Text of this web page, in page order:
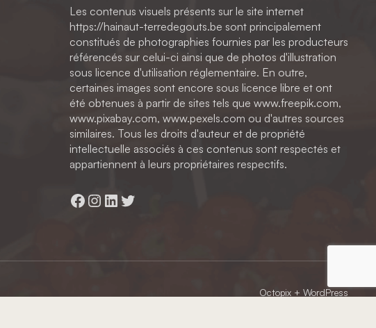
Les contenus visuels présents sur le site internet
https://hainaut-terredegouts.be sont principalement
constitués de photographies fournies par les producteurs
référencés sur celui-ci ainsi que de photos d'illustration
sous licence d'utilisation réglementaire. En outre,
certaines images sont encore sous licence libre et ont
été obtenues à partir de sites tels que www.freepik.com,
www.pixabay.com, www.pexels.com ou d'autres sources
similaires. Tous les droits d'auteur et de propriété
intellectuelle associés à ces contenus sont respectés et
appartiennent à leurs propriétaires respectifs.
Facebook
Instagram
LinkedIn
Twitter
Octopix+ WordPress